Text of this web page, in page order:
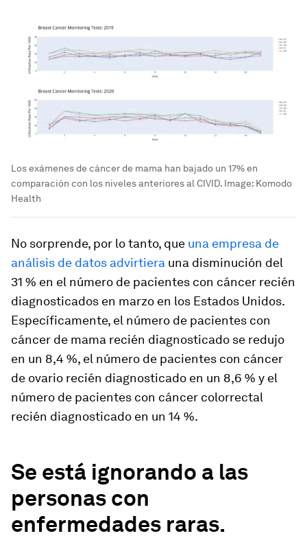
Los exámenes de cáncer de mama han bajado un 17% en
comparación con los niveles anteriores al CIVID. Image: Komodo
Health
No sorprende, por lo tanto, que una empresa de
análisis de datos advirtiera una disminución del
31 % en el número de pacientes con cáncer recién
diagnosticados en marzo en los Estados Unidos.
Específicamente, el número de pacientes con
cáncer de mama recién diagnosticado se redujo
en un 8,4 %, el número de pacientes con cáncer
de ovario recién diagnosticado en un 8,6 % y el
número de pacientes con cáncer colorrectal
recién diagnosticado en un 14 %.
Se está ignorando a las
personas con
enfermedades raras.